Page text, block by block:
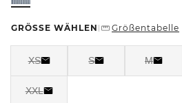
GRÖSSE WÄHLEN Größentabelle
XS S M
XXL